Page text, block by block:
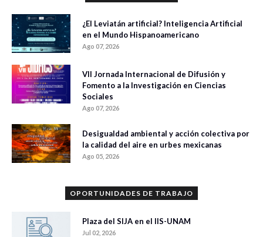
¿El Leviatán artificial? Inteligencia Artificial
en el Mundo Hispanoamericano
Ago 07, 2026
VII Jornada Internacional de Difusión y
Fomento a la Investigación en Ciencias
Sociales
Ago 07, 2026
Desigualdad ambiental y acción colectiva por
la calidad del aire en urbes mexicanas
Ago 05, 2026
OPORTUNIDADES DE TRABAJO
Plaza del SIJA en el IIS-UNAM
Jul 02, 2026